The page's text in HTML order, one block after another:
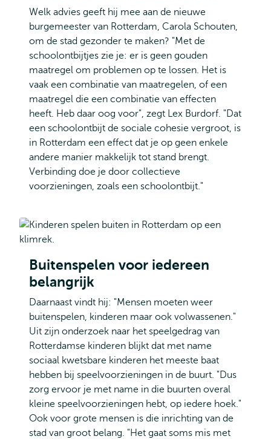
Welk advies geeft hij mee aan de nieuwe
burgemeester van Rotterdam, Carola Schouten,
om de stad gezonder te maken? "Met de
schoolontbijtjes zie je: er is geen gouden
maatregel om problemen op te lossen. Het is
vaak een combinatie van maatregelen, of een
maatregel die een combinatie van effecten
heeft. Heb daar oog voor", zegt Lex Burdorf. "Dat
een schoolontbijt de sociale cohesie vergroot, is
in Rotterdam een effect dat je op geen enkele
andere manier makkelijk tot stand brengt.
Verbinding doe je door collectieve
voorzieningen, zoals een schoolontbijt."
Buitenspelen voor iedereen
belangrijk
Daarnaast vindt hij: "Mensen moeten weer
buitenspelen, kinderen maar ook volwassenen."
Uit zijn onderzoek naar het speelgedrag van
Rotterdamse kinderen blijkt dat met name
sociaal kwetsbare kinderen het meeste baat
hebben bij speelvoorzieningen in de buurt. "Dus
zorg ervoor je met name in die buurten overal
kleine speelvoorzieningen hebt, op iedere hoek."
Ook voor grote mensen is die inrichting van de
stad van groot belang. "Het gaat soms mis met